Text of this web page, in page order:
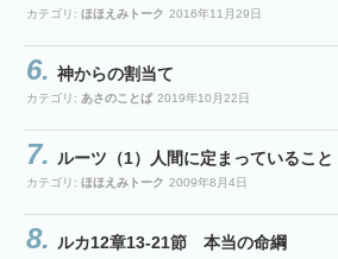
カテゴリ: ほほえみトーク 2016年11月29日
神からの割当て
カテゴリ: あさのことば 2019年10月22日
ルーツ（1）人間に定まっていること
カテゴリ: ほほえみトーク 2009年8月4日
ルカ12章13-21節 本当の命綱